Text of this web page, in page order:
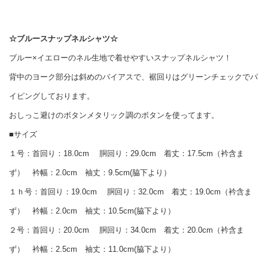
☆ブルースナップネルシャツ☆
ブルー×イエローのネル生地で着せやすいスナップネルシャツ！
背中のヨーク部分は斜めのバイアスで、裾回りはグリーンチェックでパ
イピングしております。
おしっこ避けのボタンメタリック調のボタンを使ってます。
■サイズ
１号：首回り：18.0cm 胴回り：29.0cm 着丈：17.5cm（衿含ま
ず） 衿幅：2.0cm 袖丈：9.5cm(脇下より）
１ｈ号：首回り：19.0cm 胴回り：32.0cm 着丈：19.0cm（衿含ま
ず） 衿幅：2.0cm 袖丈：10.5cm(脇下より）
２号：首回り：20.0cm 胴回り：34.0cm 着丈：20.0cm（衿含ま
ず） 衿幅：2.5cm 袖丈：11.0cm(脇下より）